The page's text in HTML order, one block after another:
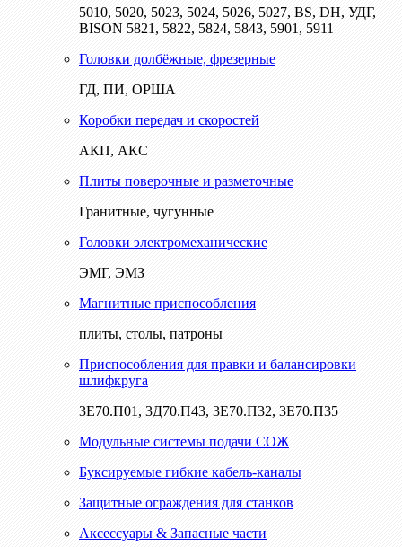
5010, 5020, 5023, 5024, 5026, 5027, BS, DH, УДГ,
BISON 5821, 5822, 5824, 5843, 5901, 5911
Головки долбёжные, фрезерные
ГД, ПИ, ОРША
Коробки передач и скоростей
АКП, АКС
Плиты поверочные и разметочные
Гранитные, чугунные
Головки электромеханические
ЭМГ, ЭМЗ
Магнитные приспособления
плиты, столы, патроны
Приспособления для правки и балансировки
шлифкруга
3Е70.П01, 3Д70.П43, 3Е70.П32, 3Е70.П35
Модульные системы подачи СОЖ
Буксируемые гибкие кабель-каналы
Защитные ограждения для станков
Аксессуары & Запасные части